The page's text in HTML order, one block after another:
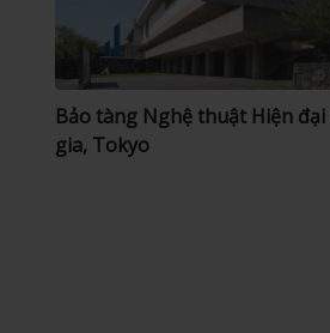
Bảo tàng Nghệ thuật Hiện đại
gia, Tokyo